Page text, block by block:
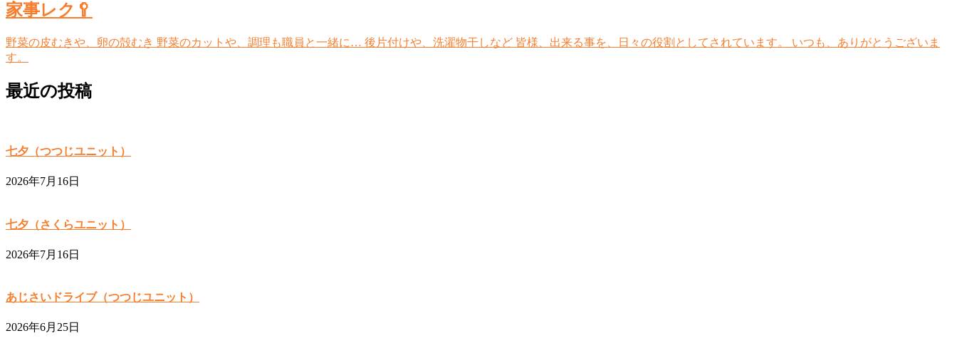
家事レク🥄
野菜の皮むきや、卵の殻むき 野菜のカットや、調理も職員と一緒に… 後片付けや、洗濯物干しなど 皆様、出来る事を、日々の役割としてされています。 いつも、ありがとうございま
す。
最近の投稿
七夕（つつじユニット）
2026年7月16日
七夕（さくらユニット）
2026年7月16日
あじさいドライブ（つつじユニット）
2026年6月25日